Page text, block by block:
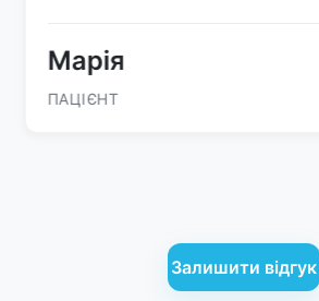
Марія
ПАЦІЄНТ
Залишити відгук